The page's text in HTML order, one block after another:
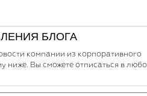
БЛОГА
компании из корпоративного
ниже. Вы сможете отписаться в